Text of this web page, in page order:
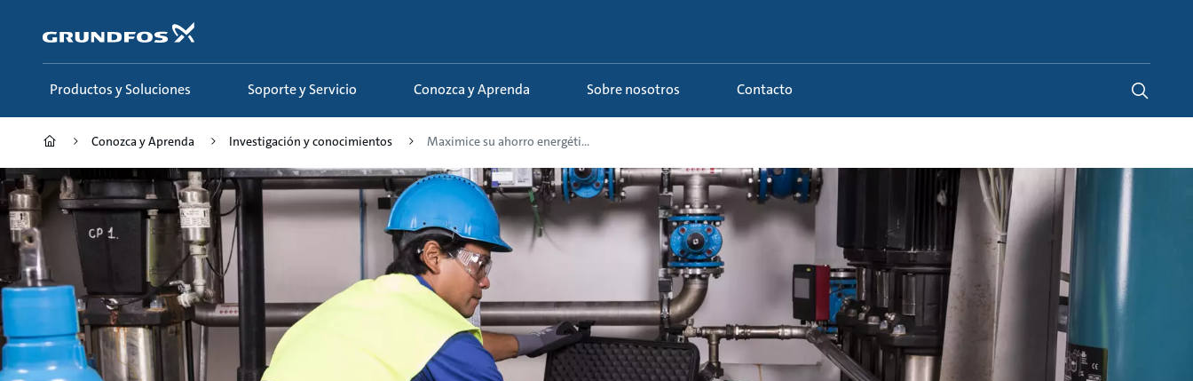
contenido
principal
Productos y Soluciones Soporte y Servicio Conozca y Aprenda Sobre nosotros Contacto
Conozca y Aprenda Investigación y conocimientos Maximice su ahorro energéti...